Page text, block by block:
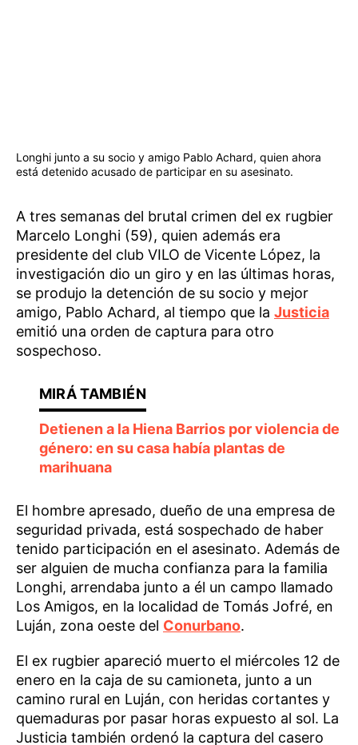
Longhi junto a su socio y amigo Pablo Achard, quien ahora
está detenido acusado de participar en su asesinato.
A tres semanas del brutal crimen del ex rugbier
Marcelo Longhi (59), quien además era
presidente del club VILO de Vicente López, la
investigación dio un giro y en las últimas horas,
se produjo la detención de su socio y mejor
amigo, Pablo Achard, al tiempo que la Justicia
emitió una orden de captura para otro
sospechoso.
Detienen a la Hiena Barrios por violencia de
género: en su casa había plantas de
marihuana
El hombre apresado, dueño de una empresa de
seguridad privada, está sospechado de haber
tenido participación en el asesinato. Además de
ser alguien de mucha confianza para la familia
Longhi, arrendaba junto a él un campo llamado
Los Amigos, en la localidad de Tomás Jofré, en
Luján, zona oeste del Conurbano.
El ex rugbier apareció muerto el miércoles 12 de
enero en la caja de su camioneta, junto a un
camino rural en Luján, con heridas cortantes y
quemaduras por pasar horas expuesto al sol. La
Justicia también ordenó la captura del casero